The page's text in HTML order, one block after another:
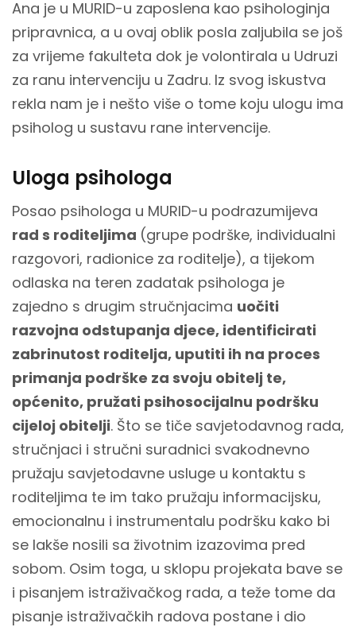
Ana je u MURID-u zaposlena kao psihologinja
pripravnica, a u ovaj oblik posla zaljubila se još
za vrijeme fakulteta dok je volontirala u Udruzi
za ranu intervenciju u Zadru. Iz svog iskustva
rekla nam je i nešto više o tome koju ulogu ima
psiholog u sustavu rane intervencije.
Uloga psihologa
Posao psihologa u MURID-u podrazumijeva
rad s roditeljima (grupe podrške, individualni
razgovori, radionice za roditelje), a tijekom
odlaska na teren zadatak psihologa je
zajedno s drugim stručnjacima uočiti
razvojna odstupanja djece, identificirati
zabrinutost roditelja, uputiti ih na proces
primanja podrške za svoju obitelj te,
općenito, pružati psihosocijalnu podršku
cijeloj obitelji. Što se tiče savjetodavnog rada,
stručnjaci i stručni suradnici svakodnevno
pružaju savjetodavne usluge u kontaktu s
roditeljima te im tako pružaju informacijsku,
emocionalnu i instrumentalu podršku kako bi
se lakše nosili sa životnim izazovima pred
sobom. Osim toga, u sklopu projekata bave se
i pisanjem istraživačkog rada, a teže tome da
pisanje istraživačkih radova postane i dio